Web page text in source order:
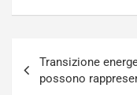
articoli
Transizione
possono